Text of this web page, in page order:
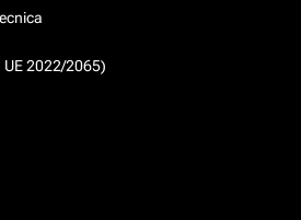
UE 2022/2065)